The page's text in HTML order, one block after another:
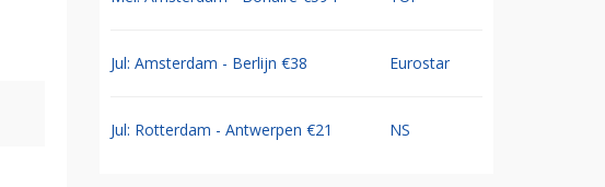
Jul: Amsterdam - Berlijn €38 Eurostar
Jul: Rotterdam - Antwerpen €21 NS